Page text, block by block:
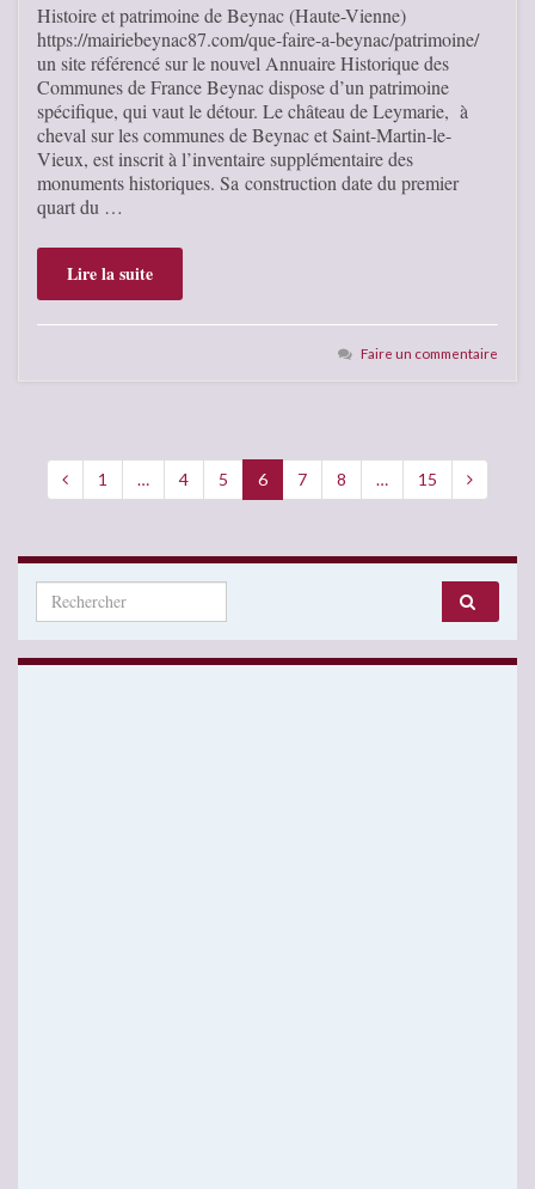
Histoire et patrimoine de Beynac (Haute-Vienne)
https://mairiebeynac87.com/que-faire-a-beynac/patrimoine/
un site référencé sur le nouvel Annuaire Historique des
Communes de France Beynac dispose d’un patrimoine
spécifique, qui vaut le détour. Le château de Leymarie, à
cheval sur les communes de Beynac et Saint-Martin-le-
Vieux, est inscrit à l’inventaire supplémentaire des
monuments historiques. Sa construction date du premier
quart du …
Lire la suite
Faire un commentaire
1 … 4 5 6 7 8 … 15
Search for: